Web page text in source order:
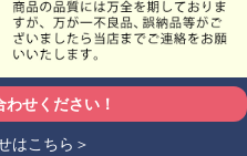
せください！
はこちら＞